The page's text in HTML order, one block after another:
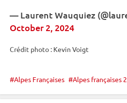
— Laurent Wauquiez
October 2, 2024
Crédit photo : Kevin Voigt
Alpes Françaises Alpes françaises